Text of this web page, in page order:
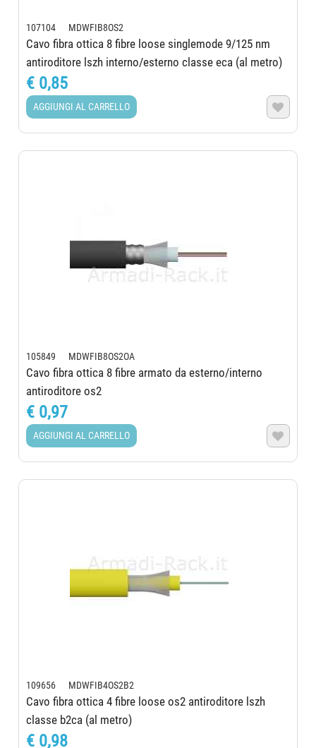
107104 MDWFIB8OS2
Cavo fibra ottica 8 fibre loose singlemode 9/125 nm
antiroditore lszh interno/esterno classe eca (al metro)
€ 0,85
AGGIUNGI AL CARRELLO 
105849 MDWFIB8OS2OA
Cavo fibra ottica 8 fibre armato da esterno/interno
antiroditore os2
€ 0,97
AGGIUNGI AL CARRELLO 
109656 MDWFIB4OS2B2
Cavo fibra ottica 4 fibre loose os2 antiroditore lszh
classe b2ca (al metro)
€ 0,98